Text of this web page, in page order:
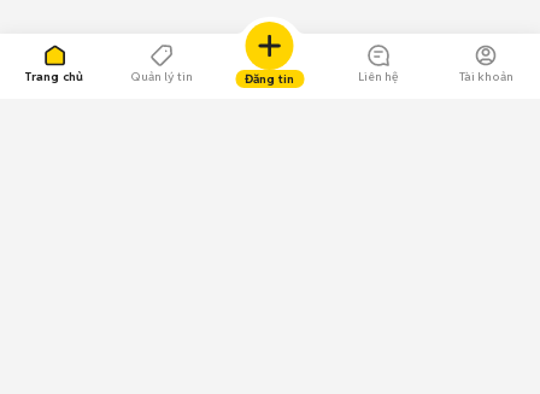
Trang chủ Quản lý tin Đăng tin Liên hệ Tài khoản